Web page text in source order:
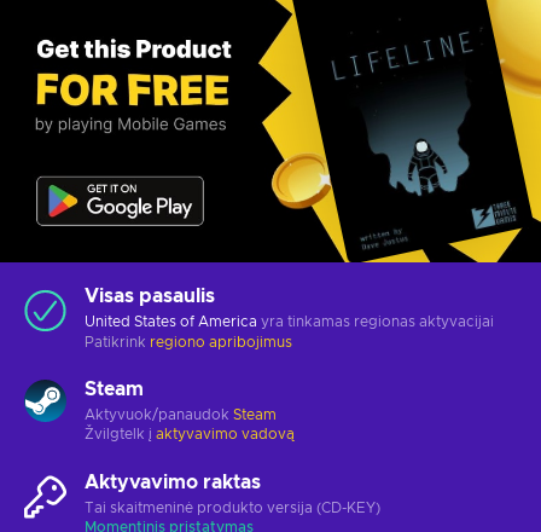
Visas pasaulis
United States of America yra tinkamas regionas aktyvacijai
Patikrink regiono apribojimus
Steam
Aktyvuok/panaudok Steam
Žvilgtelk į aktyvavimo vadovą
Aktyvavimo raktas
Tai skaitmeninė produkto versija (CD-KEY)
Momentinis pristatymas